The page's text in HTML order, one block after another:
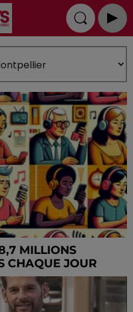
MILLIONS
CHAQUE JOUR